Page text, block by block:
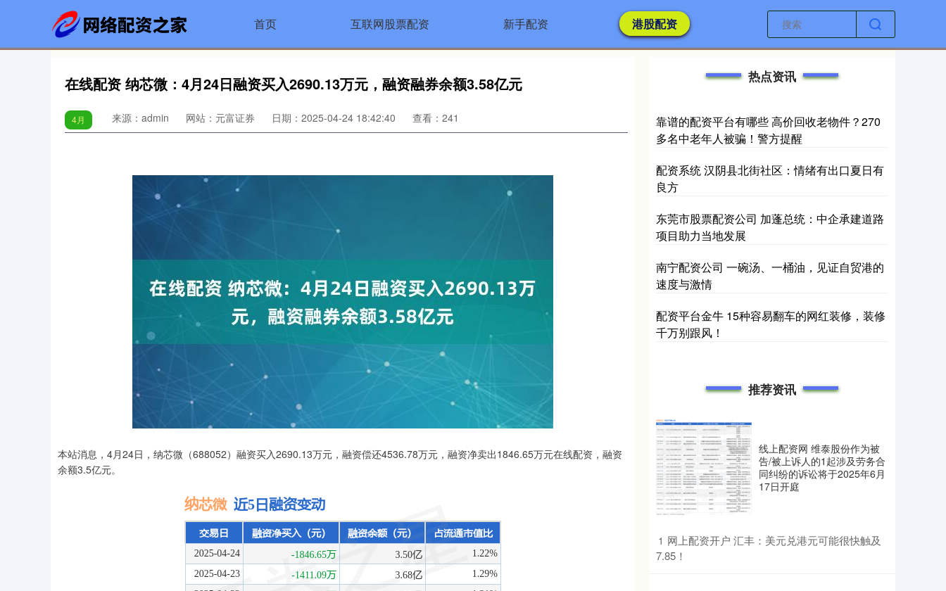
首页 互联网股票配资 新手配资 港股配资
在线配资 纳芯微：4月24日融资买入2690.13万元，融资融券余额3.58亿元
4月 来源：admin 网站：元富证券 日期：2025-04-24 18:42:40 查看：241
本站消息，4月24日，纳芯微（688052）融资买入2690.13万元，融资偿还4536.78万元，融资净卖出1846.65万元在线配资，融资
余额3.5亿元。
热点资讯
靠谱的配资平台有哪些 高价回收老物件？270
多名中老年人被骗！警方提醒
配资系统 汉阴县北街社区：情绪有出口夏日有
良方
东莞市股票配资公司 加蓬总统：中企承建道路
项目助力当地发展
南宁配资公司 一碗汤、一桶油，见证自贸港的
速度与激情
配资平台金牛 15种容易翻车的网红装修，装修
千万别跟风！
推荐资讯
线上配资网 维泰股份作为被
告/被上诉人的1起涉及劳务合
同纠纷的诉讼将于2025年6月
17日开庭
1 ​网上配资开户 汇丰：美元兑港元可能很快触及
7.85！